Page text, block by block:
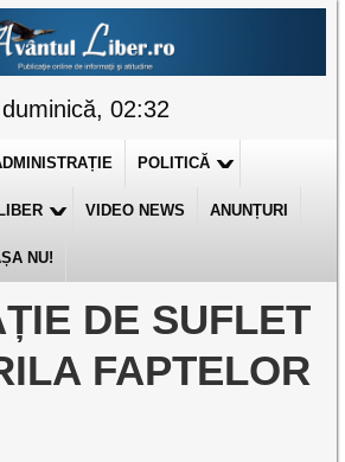
02:32
POLITICĂ
VIDEO NEWS ANUNȚURI
NU!
DE SUFLET
FAPTELOR